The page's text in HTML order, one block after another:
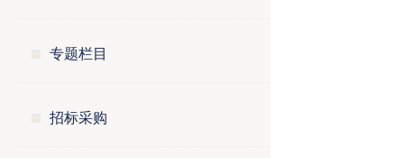
专题栏目
招标采购